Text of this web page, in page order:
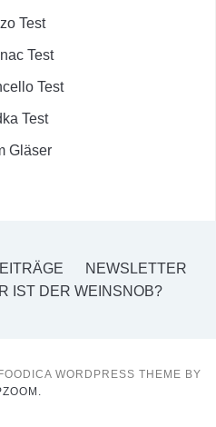
Test
Test
Test
Test
Gläser
NEWSLETTER
IST DER WEINSNOB?
FOODICA WORDPRESS THEME BY